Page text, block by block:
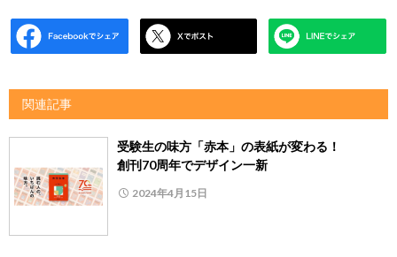
関連記事
受験生の味方「赤本」の表紙が変わる！
創刊70周年でデザイン一新
2024年4月15日